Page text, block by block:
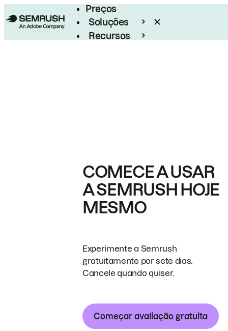
Preços
Soluções
Recursos
COMECE A USAR
A SEMRUSH HOJE
MESMO
Experimente a Semrush
gratuitamente por sete dias.
Cancele quando quiser.
Começar avaliação gratuita